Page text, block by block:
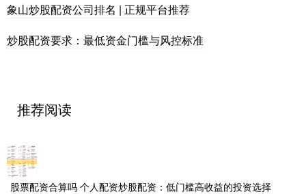
象山炒股配资公司排名 | 正规平台推荐
炒股配资要求：最低资金门槛与风控标准
推荐阅读
股票配资合算吗 个人配资炒股配资：低门槛高收益的投资选择